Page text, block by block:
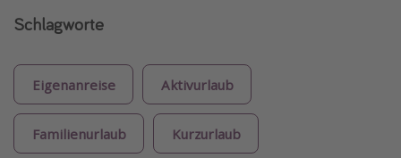
Schlagworte
Eigenanreise Aktivurlaub
Familienurlaub Kurzurlaub